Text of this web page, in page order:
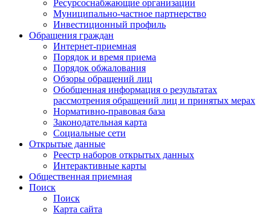
Ресурсоснабжающие организации
Муниципально-частное партнерство
Инвестиционный профиль
Обращения граждан
Интернет-приемная
Порядок и время приема
Порядок обжалования
Обзоры обращений лиц
Обобщенная информация о результатах
рассмотрения обращений лиц и принятых мерах
Нормативно-правовая база
Законодательная карта
Социальные сети
Открытые данные
Реестр наборов открытых данных
Интерактивные карты
Общественная приемная
Поиск
Поиск
Карта сайта